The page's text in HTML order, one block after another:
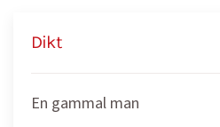
Dikt
En gammal man